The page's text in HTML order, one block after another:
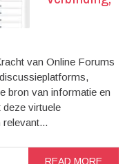
van Online Forums
bron van informatie en
deze virtuele
READ MORE